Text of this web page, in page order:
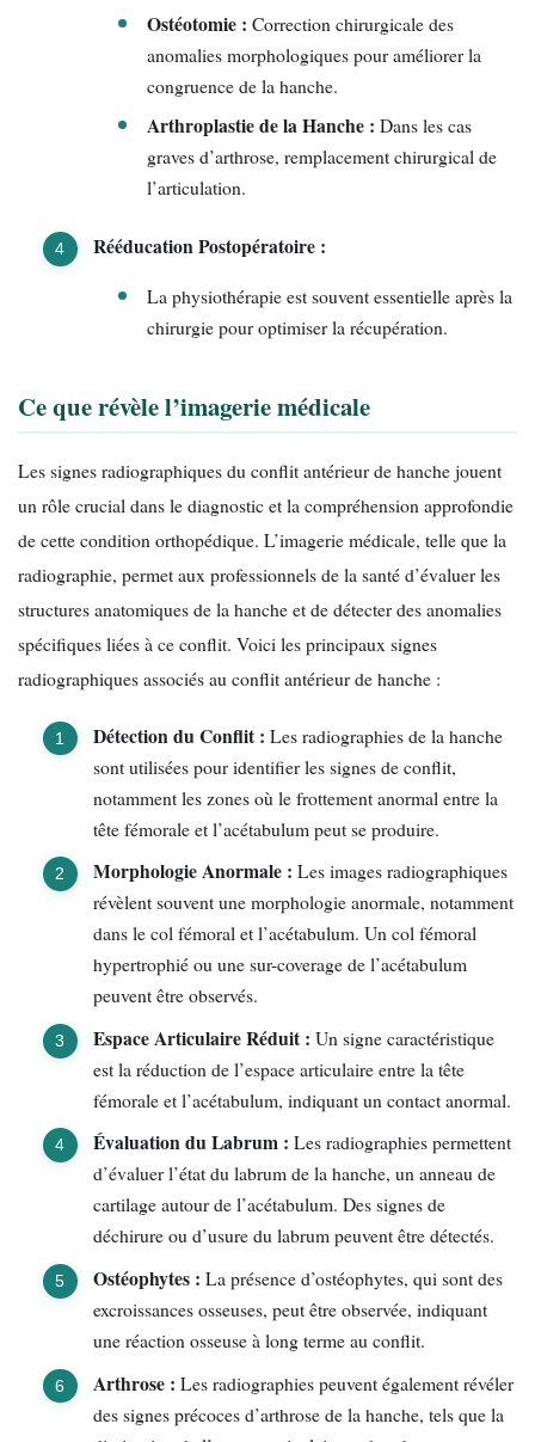
Ostéotomie : Correction chirurgicale des
anomalies morphologiques pour améliorer la
congruence de la hanche.
Arthroplastie de la Hanche : Dans les cas
graves d’arthrose, remplacement chirurgical de
l’articulation.
Rééducation Postopératoire :
La physiothérapie est souvent essentielle après la
chirurgie pour optimiser la récupération.
Ce que révèle l’imagerie médicale
Les signes radiographiques du conflit antérieur de hanche jouent
un rôle crucial dans le diagnostic et la compréhension approfondie
de cette condition orthopédique. L’imagerie médicale, telle que la
radiographie, permet aux professionnels de la santé d’évaluer les
structures anatomiques de la hanche et de détecter des anomalies
spécifiques liées à ce conflit. Voici les principaux signes
radiographiques associés au conflit antérieur de hanche :
Détection du Conflit : Les radiographies de la hanche
sont utilisées pour identifier les signes de conflit,
notamment les zones où le frottement anormal entre la
tête fémorale et l’acétabulum peut se produire.
Morphologie Anormale : Les images radiographiques
révèlent souvent une morphologie anormale, notamment
dans le col fémoral et l’acétabulum. Un col fémoral
hypertrophié ou une sur-coverage de l’acétabulum
peuvent être observés.
Espace Articulaire Réduit : Un signe caractéristique
est la réduction de l’espace articulaire entre la tête
fémorale et l’acétabulum, indiquant un contact anormal.
Évaluation du Labrum : Les radiographies permettent
d’évaluer l’état du labrum de la hanche, un anneau de
cartilage autour de l’acétabulum. Des signes de
déchirure ou d’usure du labrum peuvent être détectés.
Ostéophytes : La présence d’ostéophytes, qui sont des
excroissances osseuses, peut être observée, indiquant
une réaction osseuse à long terme au conflit.
Arthrose : Les radiographies peuvent également révéler
des signes précoces d’arthrose de la hanche, tels que la